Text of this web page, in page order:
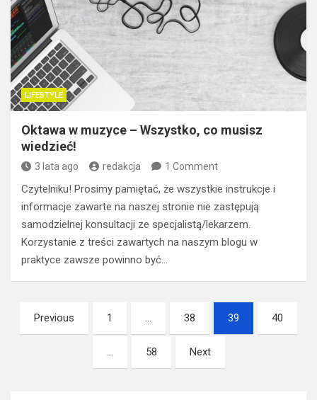
LIFESTYLE
Oktawa w muzyce – Wszystko, co musisz
wiedzieć!
3 lata ago redakcja 1 Comment
Czytelniku! Prosimy pamiętać, że wszystkie instrukcje i
informacje zawarte na naszej stronie nie zastępują
samodzielnej konsultacji ze specjalistą/lekarzem.
Korzystanie z treści zawartych na naszym blogu w
praktyce zawsze powinno być…
Stronicowanie
wpisów
Previous 1 … 38 39 40
… 58 Next